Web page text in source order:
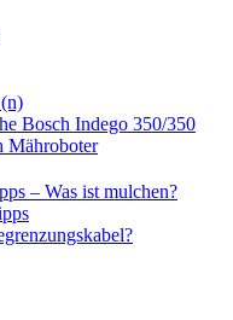
Bosch Indego 350/350
Mähroboter
– Was ist mulchen?